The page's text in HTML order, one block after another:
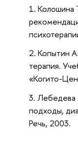
Колошина
Копытин
терапия.
«Когито-
Лебедева
подходы,
Речь, 2003.